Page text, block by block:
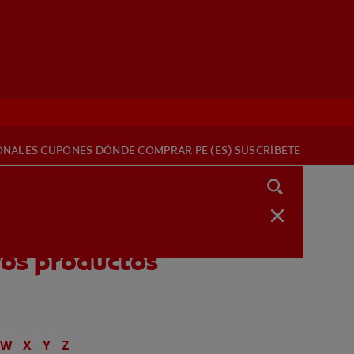
CUPONES DÓNDE COMPRAR PE (ES) SUSCRÍBETE
productos
W X Y Z